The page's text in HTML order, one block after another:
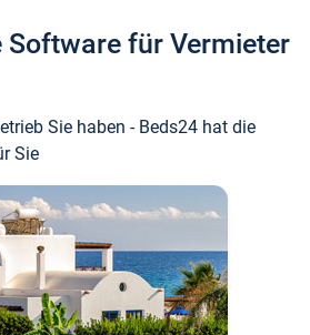
Software für Vermieter
Sie haben - Beds24 hat die
Sie